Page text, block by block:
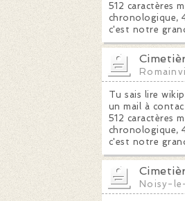
512 caractères
chronologique,
c'est notre
Tu sais lire
un mail à
512 caractères
chronologique,
c'est notre
Noisy-